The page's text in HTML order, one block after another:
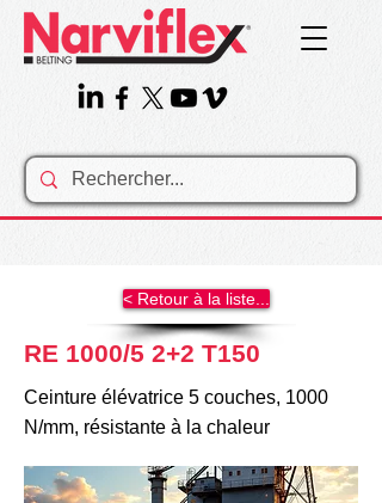
< Retour à la liste...
RE 1000/5 2+2 T150
Ceinture élévatrice 5 couches, 1000
N/mm, résistante à la chaleur